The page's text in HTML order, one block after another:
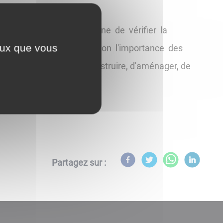
permet à la commune de vérifier la
d'urbanisme. Selon l'importance des
permis (permis de construire, d'aménager, de
Partagez sur :
que vous